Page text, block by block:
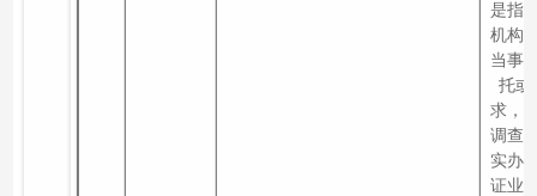
是指
机构
当事
托或
求，
调查
实办
证业